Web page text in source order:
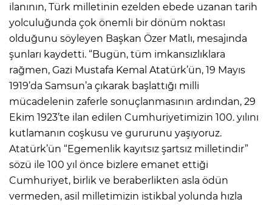
ilanının, Türk milletinin ezelden ebede uzanan tarih
yolculuğunda çok önemli bir dönüm noktası
olduğunu söyleyen Başkan Özer Matlı, mesajında
şunları kaydetti. “Bugün, tüm imkansızlıklara
rağmen, Gazi Mustafa Kemal Atatürk’ün, 19 Mayıs
1919’da Samsun’a çıkarak başlattığı milli
mücadelenin zaferle sonuçlanmasının ardından, 29
Ekim 1923’te ilan edilen Cumhuriyetimizin 100. yılını
kutlamanın coşkusu ve gururunu yaşıyoruz.
Atatürk’ün “Egemenlik kayıtsız şartsız milletindir”
sözü ile 100 yıl önce bizlere emanet ettiği
Cumhuriyet, birlik ve beraberlikten asla ödün
vermeden, asil milletimizin istikbal yolunda hızla